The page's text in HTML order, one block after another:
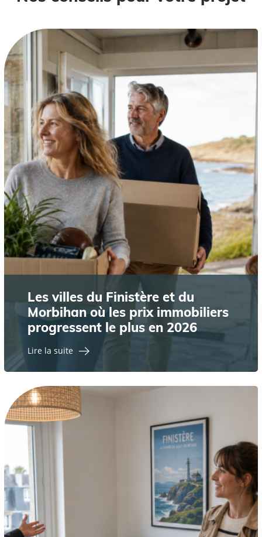
Les villes du Finistère et du
Morbihan où les prix immobiliers
progressent le plus en 2026
Lire la suite